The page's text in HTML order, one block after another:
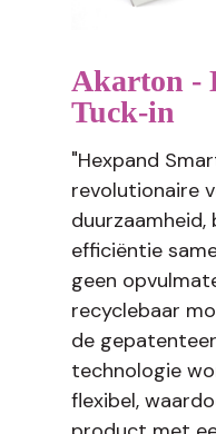
Akarton -
Tuck-in
"Hexpand
revolutionaire
duurzaamheid,
efficiëntie
geen
recyclebaar
de
technologie
flexibel,